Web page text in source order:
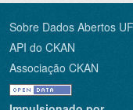
Sobre Dados Abertos
API do CKAN
Associação CKAN